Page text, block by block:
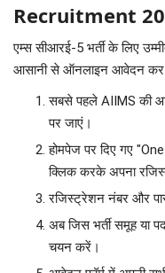
Recruitment
एम्स सीआरई-5 भर्ती के लिए
आसानी से ऑनलाइन आवेदन
सबसे पहले AIIMS की
पर जाएं।
होमपेज पर दिए गए
क्लिक करके अपना
रजिस्ट्रेशन नंबर और
अब जिस भर्ती समूह या
चयन करें।